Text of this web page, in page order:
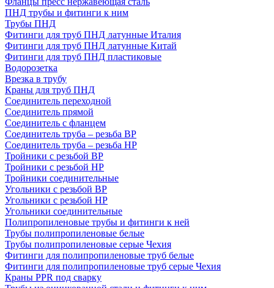
ПНД трубы и фитинги к ним
Трубы ПНД
Фитинги для труб ПНД латунные Италия
Фитинги для труб ПНД латунные Китай
Фитинги для труб ПНД пластиковые
Водорозетка
Врезка в трубу
Краны для труб ПНД
Соединитель переходной
Соединитель прямой
Соединитель с фланцем
Соединитель труба – резьба ВР
Соединитель труба – резьба НР
Тройники с резьбой ВР
Тройники с резьбой НР
Тройники соединительные
Угольники с резьбой ВР
Угольники с резьбой НР
Угольники соединительные
Полипропиленовые трубы и фитинги к ней
Трубы полипропиленовые белые
Трубы полипропиленовые серые Чехия
Фитинги для полипропиленовые труб белые
Фитинги для полипропиленовые труб серые Чехия
Краны PPR под сварку